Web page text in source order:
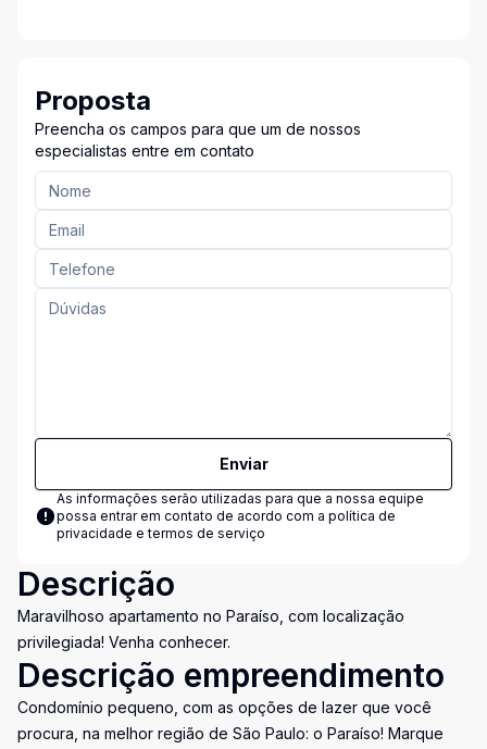
Proposta
Preencha os campos para que um de nossos
especialistas entre em contato
Enviar
As informações serão utilizadas para que a nossa equipe
possa entrar em contato de acordo com a política de
privacidade e termos de serviço
Descrição
Maravilhoso apartamento no Paraíso, com localização
privilegiada! Venha conhecer.
Descrição empreendimento
Condomínio pequeno, com as opções de lazer que você
procura, na melhor região de São Paulo: o Paraíso! Marque